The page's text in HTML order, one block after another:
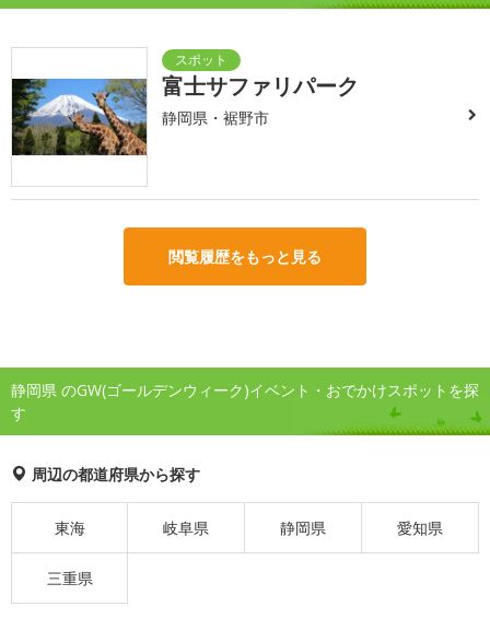
富士サファリパーク
静岡県・裾野市
閲覧履歴をもっと見る
静岡県 のGW(ゴールデンウィーク)イベント・おでかけスポットを探
す
周辺の都道府県から探す
東海 岐阜県 静岡県 愛知県
三重県